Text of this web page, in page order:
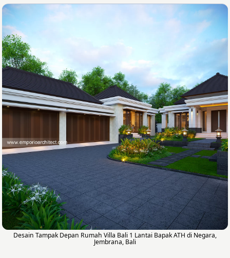
Desain Tampak Depan Rumah Villa Bali 1 Lantai Bapak ATH di Negara,
Jembrana, Bali